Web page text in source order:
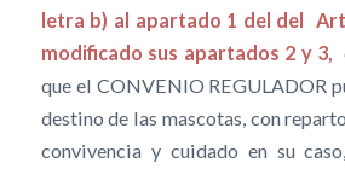
letra b) al apartado 1 del del
modificado sus apartados 2 y 3,
que el CONVENIO REGULADOR
destino de las mascotas, con
convivencia y cuidado en su